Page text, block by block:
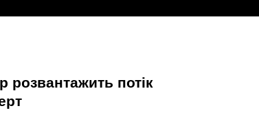
розвантажить потік